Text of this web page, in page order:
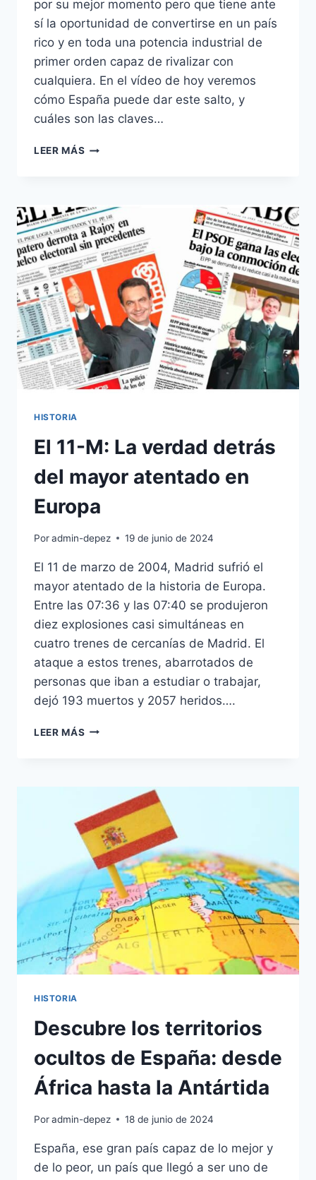
por su mejor momento pero que tiene ante
sí la oportunidad de convertirse en un país
rico y en toda una potencia industrial de
primer orden capaz de rivalizar con
cualquiera. En el vídeo de hoy veremos
cómo España puede dar este salto, y
cuáles son las claves…
LEER MÁS EL
ESPAÑA:
DE
CRISIS
ECONÓMICA
A
LÍDER
EN
ENERGÍA
RENOVABLE
HISTORIA
El 11-M: La verdad detrás
del mayor atentado en
Europa
Poradmin-depez 19 de junio de 2024
El 11 de marzo de 2004, Madrid sufrió el
mayor atentado de la historia de Europa.
Entre las 07:36 y las 07:40 se produjeron
diez explosiones casi simultáneas en
cuatro trenes de cercanías de Madrid. El
ataque a estos trenes, abarrotados de
personas que iban a estudiar o trabajar,
dejó 193 muertos y 2057 heridos….
LEER MÁS EL
VERDAD
DETRÁS
DEL
MAYOR
ATENTADO
EN
EUROPA
HISTORIA
Descubre los territorios
ocultos de España: desde
África hasta la Antártida
Poradmin-depez 18 de junio de 2024
España, ese gran país capaz de lo mejor y
de lo peor, un país que llegó a ser uno de